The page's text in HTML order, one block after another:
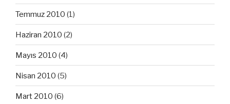
Temmuz 2010 (1)
Haziran 2010 (2)
Mayıs 2010 (4)
Nisan 2010 (5)
Mart 2010 (6)